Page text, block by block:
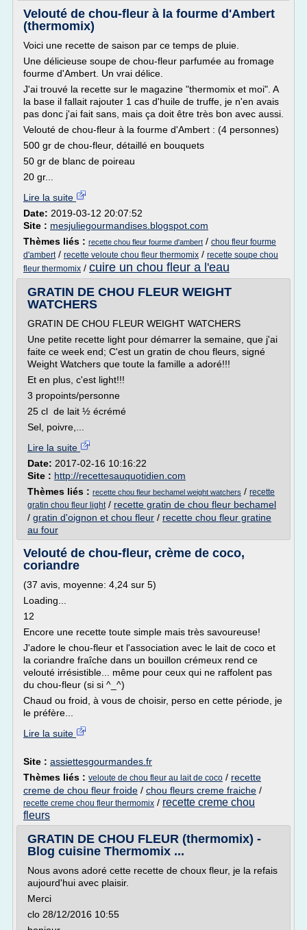
Velouté de chou-fleur à la fourme d'Ambert
(thermomix)
Voici une recette de saison par ce temps de pluie.
Une délicieuse soupe de chou-fleur parfumée au fromage
fourme d'Ambert. Un vrai délice.
J'ai trouvé la recette sur le magazine "thermomix et moi". A
la base il fallait rajouter 1 cas d'huile de truffe, je n'en avais
pas donc j'ai fait sans, mais ça doit être très bon avec aussi.
Velouté de chou-fleur à la fourme d'Ambert : (4 personnes)
500 gr de chou-fleur, détaillé en bouquets
50 gr de blanc de poireau
20 gr...
Lire la suite
Date: 2019-03-12 20:07:52
Site : mesjuliegourmandises.blogspot.com
Thèmes liés : recette chou fleur fourme d'ambert / chou fleur fourme
d'ambert/ recette veloute chou fleur thermomix / recette soupe chou
fleur thermomix / cuire un chou fleur a l'eau
GRATIN DE CHOU FLEUR WEIGHT
WATCHERS
GRATIN DE CHOU FLEUR WEIGHT WATCHERS
Une petite recette light pour démarrer la semaine, que j'ai
faite ce week end; C'est un gratin de chou fleurs, signé
Weight Watchers que toute la famille a adoré!!!
Et en plus, c'est light!!!
3 propoints/personne
25 cl de lait ½ écrémé
Sel, poivre,...
Lire la suite
Date: 2017-02-16 10:16:22
Site : http://recettesauquotidien.com
Thèmes liés : recette chou fleur bechamel weight watchers / recette
gratin chou fleur light/ recette gratin de chou fleur bechamel
/ gratin d'oignon et chou fleur / recette chou fleur gratine
au four
Velouté de chou-fleur, crème de coco,
coriandre
(37 avis, moyenne: 4,24 sur 5)
Loading...
12
Encore une recette toute simple mais très savoureuse!
J'adore le chou-fleur et l'association avec le lait de coco et
la coriandre fraîche dans un bouillon crémeux rend ce
velouté irrésistible... même pour ceux qui ne raffolent pas
du chou-fleur (si si ^_^)
Chaud ou froid, à vous de choisir, perso en cette période, je
le préfère...
Lire la suite
Site : assiettesgourmandes.fr
Thèmes liés : veloute de chou fleur au lait de coco / recette
creme de chou fleur froide / chou fleurs creme fraiche /
recette creme chou fleur thermomix / recette creme chou
fleurs
GRATIN DE CHOU FLEUR (thermomix) -
Blog cuisine Thermomix ...
Nous avons adoré cette recette de choux fleur, je la refais
aujourd'hui avec plaisir.
Merci
clo 28/12/2016 10:55